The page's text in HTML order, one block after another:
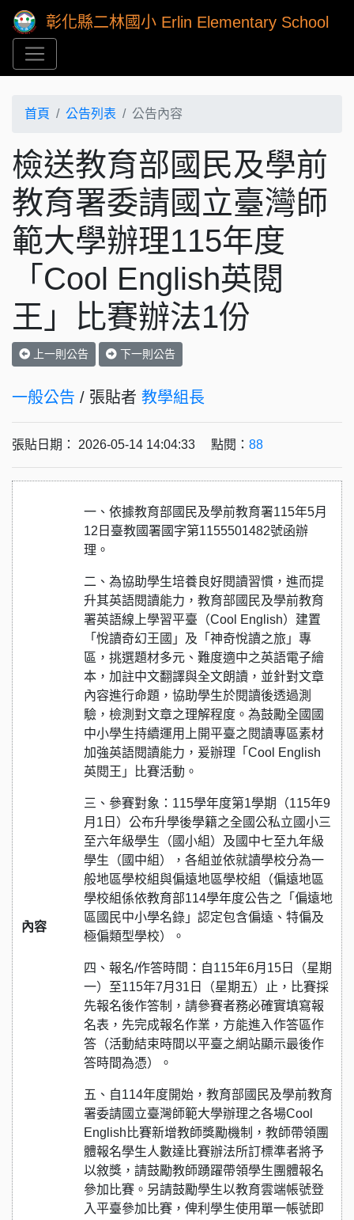
彰化縣二林國小 Erlin Elementary School
首頁 公告列表 公告內容
檢送教育部國民及學前
教育署委請國立臺灣師
範大學辦理115年度
「Cool English英閱
王」比賽辦法1份
上一則公告 下一則公告
一般公告 / 張貼者 教學組長
張貼日期： 2026-05-14 14:04:33 點閱： 88
內容
一、依據教育部國民及學前教育署115年5月
12日臺教國署國字第1155501482號函辦
理。
二、為協助學生培養良好閱讀習慣，進而提
升其英語閱讀能力，教育部國民及學前教育
署英語線上學習平臺（Cool English）建置
「悅讀奇幻王國」及「神奇悅讀之旅」專
區，挑選題材多元、難度適中之英語電子繪
本，加註中文翻譯與全文朗讀，並針對文章
內容進行命題，協助學生於閱讀後透過測
驗，檢測對文章之理解程度。為鼓勵全國國
中小學生持續運用上開平臺之閱讀專區素材
加強英語閱讀能力，爰辦理「Cool English
英閱王」比賽活動。
三、參賽對象：115學年度第1學期（115年9
月1日）公布升學後學籍之全國公私立國小三
至六年級學生（國小組）及國中七至九年級
學生（國中組），各組並依就讀學校分為一
般地區學校組與偏遠地區學校組（偏遠地區
學校組係依教育部114學年度公告之「偏遠地
區國民中小學名錄」認定包含偏遠、特偏及
極偏類型學校）。
四、報名/作答時間：自115年6月15日（星期
一）至115年7月31日（星期五）止，比賽採
先報名後作答制，請參賽者務必確實填寫報
名表，先完成報名作業，方能進入作答區作
答（活動結束時間以平臺之網站顯示最後作
答時間為憑）。
五、自114年度開始，教育部國民及學前教育
署委請國立臺灣師範大學辦理之各場Cool
English比賽新增教師獎勵機制，教師帶領團
體報名學生人數達比賽辦法所訂標準者將予
以敘獎，請鼓勵教師踴躍帶領學生團體報名
參加比賽。另請鼓勵學生以教育雲端帳號登
入平臺參加比賽，俾利學生使用單一帳號即